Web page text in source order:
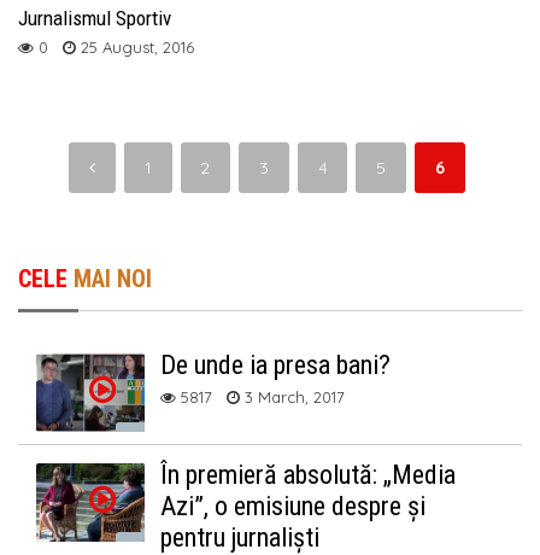
Jurnalismul Sportiv
0 25 August, 2016
1 2 3 4 5 6
CELE MAI NOI
De unde ia presa bani?
5817 3 March, 2017
În premieră absolută: „Media
Azi”, o emisiune despre și
pentru jurnaliști